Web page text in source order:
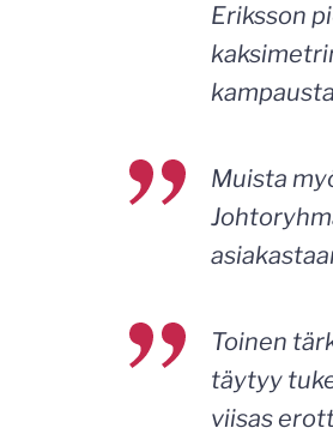
Eriksson
Muista
Toinen
täytyy
viisas